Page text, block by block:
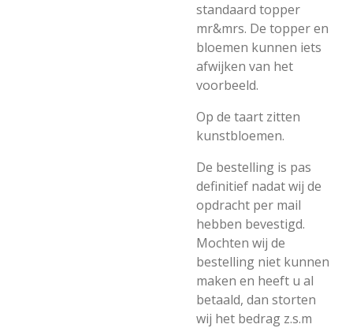
standaard topper
mr&mrs. De topper en
bloemen kunnen iets
afwijken van het
voorbeeld.
Op de taart zitten
kunstbloemen.
De bestelling is pas
definitief nadat wij de
opdracht per mail
hebben bevestigd.
Mochten wij de
bestelling niet kunnen
maken en heeft u al
betaald, dan storten
wij het bedrag z.s.m